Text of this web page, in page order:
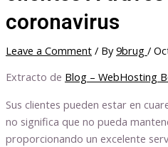
coronavirus
Leave a Comment / By9brug /
Extracto de Blog – WebHosting
Sus clientes pueden estar en
no significa que no pueda
proporcionando un excelente